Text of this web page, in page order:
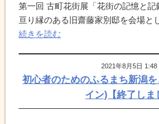
第一回 古町花街展「花街の記憶と記
亘り縁のある旧齋藤家別邸を会場と
続きを読む
2021年8月5日 1:48
初心者のためのふるまち新潟
イン)【終了しま